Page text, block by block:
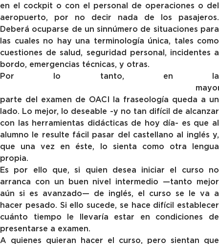
en el cockpit o con el personal de operaciones o del
aeropuerto, por no decir nada de los pasajeros.
Deberá ocuparse de un sinnúmero de situaciones para
las cuales no hay una terminología única, tales como
cuestiones de salud, seguridad personal, incidentes a
bordo, emergencias técnicas, y otras.
Por lo tanto, en la
parte del examen de OACI la fraseología queda a un
lado. Lo mejor, lo deseable -y no tan difícil de alcanzar
con las herramientas didácticas de hoy día- es que al
alumno le resulte fácil pasar del castellano al inglés y,
que una vez en éste, lo sienta como otra lengua
propia.
Es por ello que, si quien desea iniciar el curso no
arranca con un buen nivel intermedio —tanto mejor
aún si es avanzado— de inglés, el curso se le va a
hacer pesado. Si ello sucede, se hace difícil establecer
cuánto tiempo le llevaría estar en condiciones de
presentarse a examen.
A quienes quieran hacer el curso, pero sientan que